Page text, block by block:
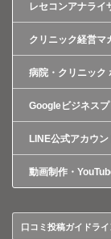
レセコンアナライ
クリニック経営マ
病院・クリニック
Googleビジネス
LINE公式アカウ
動画制作・
口コミ投稿ガイドライ